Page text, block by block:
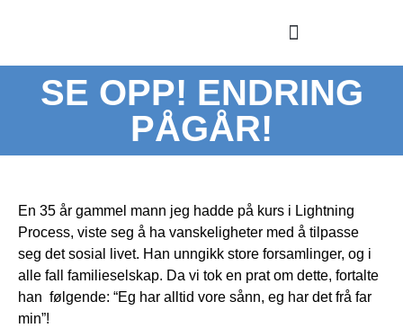
SE OPP! ENDRING
PÅGÅR!
En 35 år gammel mann jeg hadde på kurs i Lightning
Process, viste seg å ha vanskeligheter med å tilpasse
seg det sosial livet. Han unngikk store forsamlinger, og i
alle fall familieselskap. Da vi tok en prat om dette, fortalte
han følgende: “Eg har alltid vore sånn, eg har det frå far
min”!